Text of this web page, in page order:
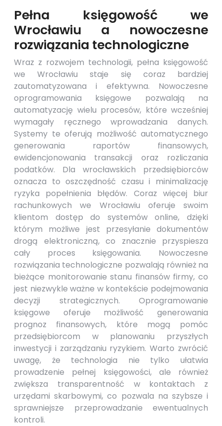
Pełna księgowość we
Wrocławiu a nowoczesne
rozwiązania technologiczne
Wraz z rozwojem technologii, pełna księgowość
we Wrocławiu staje się coraz bardziej
zautomatyzowana i efektywna. Nowoczesne
oprogramowania księgowe pozwalają na
automatyzację wielu procesów, które wcześniej
wymagały ręcznego wprowadzania danych.
Systemy te oferują możliwość automatycznego
generowania raportów finansowych,
ewidencjonowania transakcji oraz rozliczania
podatków. Dla wrocławskich przedsiębiorców
oznacza to oszczędność czasu i minimalizację
ryzyka popełnienia błędów. Coraz więcej biur
rachunkowych we Wrocławiu oferuje swoim
klientom dostęp do systemów online, dzięki
którym możliwe jest przesyłanie dokumentów
drogą elektroniczną, co znacznie przyspiesza
cały proces księgowania. Nowoczesne
rozwiązania technologiczne pozwalają również na
bieżące monitorowanie stanu finansów firmy, co
jest niezwykle ważne w kontekście podejmowania
decyzji strategicznych. Oprogramowanie
księgowe oferuje możliwość generowania
prognoz finansowych, które mogą pomóc
przedsiębiorcom w planowaniu przyszłych
inwestycji i zarządzaniu ryzykiem. Warto zwrócić
uwagę, że technologia nie tylko ułatwia
prowadzenie pełnej księgowości, ale również
zwiększa transparentność w kontaktach z
urzędami skarbowymi, co pozwala na szybsze i
sprawniejsze przeprowadzanie ewentualnych
kontroli.